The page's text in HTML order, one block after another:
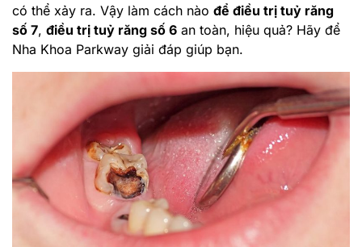
có thể xảy ra. Vậy làm cách nào để điều trị tuỷ răng
số 7, điều trị tuỷ răng số 6 an toàn, hiệu quả? Hãy để
Nha Khoa Parkway giải đáp giúp bạn.